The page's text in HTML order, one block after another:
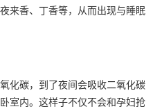
来香、丁香等，从而出现与睡眠
化碳，到了夜间会吸收二氧化碳
室内。这样子不仅不会和孕妇抢